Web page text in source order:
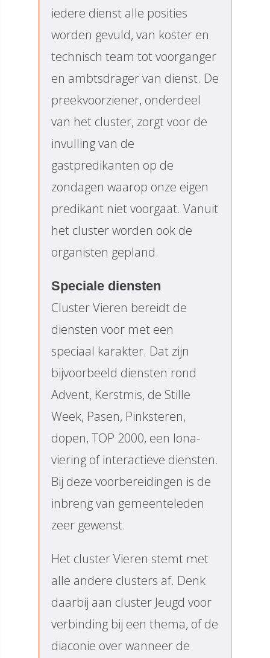
iedere dienst alle posities
worden gevuld, van koster en
technisch team tot voorganger
en ambtsdrager van dienst. De
preekvoorziener, onderdeel
van het cluster, zorgt voor de
invulling van de
gastpredikanten op de
zondagen waarop onze eigen
predikant niet voorgaat. Vanuit
het cluster worden ook de
organisten gepland.
Speciale diensten
Cluster Vieren bereidt de
diensten voor met een
speciaal karakter. Dat zijn
bijvoorbeeld diensten rond
Advent, Kerstmis, de Stille
Week, Pasen, Pinksteren,
dopen, TOP 2000, een Iona-
viering of interactieve diensten.
Bij deze voorbereidingen is de
inbreng van gemeenteleden
zeer gewenst.
Het cluster Vieren stemt met
alle andere clusters af. Denk
daarbij aan cluster Jeugd voor
verbinding bij een thema, of de
diaconie over wanneer de